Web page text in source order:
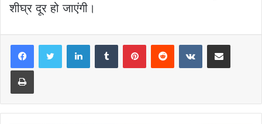
शीघ्र दूर हो जाएंगी।
LinkedInTumblr PinterestReddit VKontakteShare via Email
Print